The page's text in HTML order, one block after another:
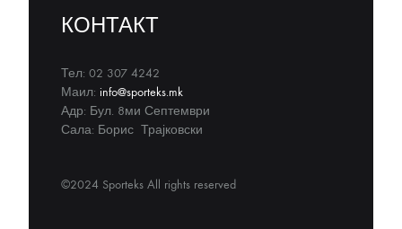
КОНТАКТ
Тел: 02 307 4242
Маил: info@sporteks.mk
Адр: Бул. 8ми Септември
Сала: Борис Трајковски
©2024 Sporteks All rights reserved